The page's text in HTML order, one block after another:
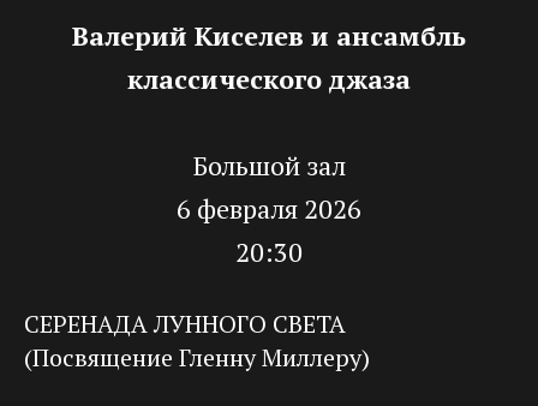
Валерий Киселев и ансамбль
классического джаза
Большой зал
6 февраля 2026
20:30
СЕРЕНАДА ЛУННОГО СВЕТА
(Посвящение Гленну Миллеру)